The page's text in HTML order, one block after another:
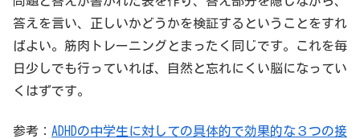
答えを言い、正しいかどうかを検証するということをすれ
ばよい。筋肉トレーニングとまったく同じです。これを毎
日少しでも行っていれば、自然と忘れにくい脳になってい
くはずです。
参考： ADHDの中学生に対しての具体的で効果的な３つの接